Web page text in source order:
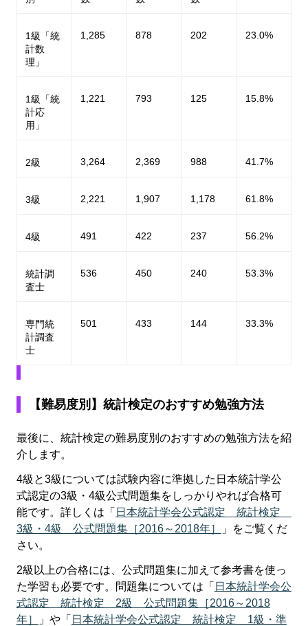
1級「統
計数
理」
1,285 878 202 23.0%
1級「統
計応
用」
1,221 793 125 15.8%
2級 3,264 2,369 988 41.7%
3級 2,221 1,907 1,178 61.8%
4級 491 422 237 56.2%
統計調
査士
536 450 240 53.3%
専門統
計調査
士
501 433 144 33.3%
【難易度別】統計検定のおすすめ勉強方法
最後に、統計検定の難易度別のおすすめの勉強方法を紹
介します。
4級と3級については試験内容に準拠した日本統計学公
式認定の3級・4級公式問題集をしっかりやれば合格可
能です。詳しくは「日本統計学会公式認定 統計検定
3級・4級 公式問題集［2016～2018年］
」をご覧くだ
さい。
2級以上の合格には、公式問題集に加えて参考書を使っ
た学習も必要です。問題集については「日本統計学会公
式認定 統計検定 2級 公式問題集［2016～2018
年］
」や「日本統計学会公式認定 統計検定 1級・準